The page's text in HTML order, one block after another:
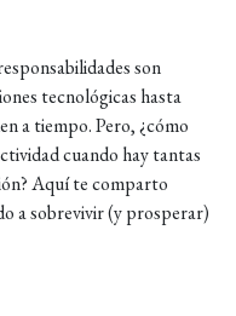
son
tecnológicas hasta
a tiempo. Pero, ¿cómo
cuando hay tantas
Aquí te comparto
a sobrevivir (y prosperar)